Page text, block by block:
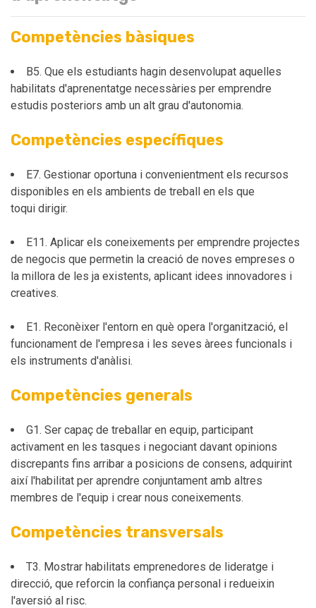
Competències bàsiques
B5. Que els estudiants hagin desenvolupat aquelles
habilitats d'aprenentatge necessàries per emprendre
estudis posteriors amb un alt grau d'autonomia.
Competències específiques
E7. Gestionar oportuna i convenientment els recursos
disponibles en els ambients de treball en els que
toqui dirigir.
E11. Aplicar els coneixements per emprendre projectes
de negocis que permetin la creació de noves empreses o
la millora de les ja existents, aplicant idees innovadores i
creatives.
E1. Reconèixer l'entorn en què opera l'organització, el
funcionament de l'empresa i les seves àrees funcionals i
els instruments d'anàlisi.
Competències generals
G1. Ser capaç de treballar en equip, participant
activament en les tasques i negociant davant opinions
discrepants fins arribar a posicions de consens, adquirint
així l'habilitat per aprendre conjuntament amb altres
membres de l'equip i crear nous coneixements.
Competències transversals
T3. Mostrar habilitats emprenedores de lideratge i
direcció, que reforcin la confiança personal i redueixin
l'aversió al risc.